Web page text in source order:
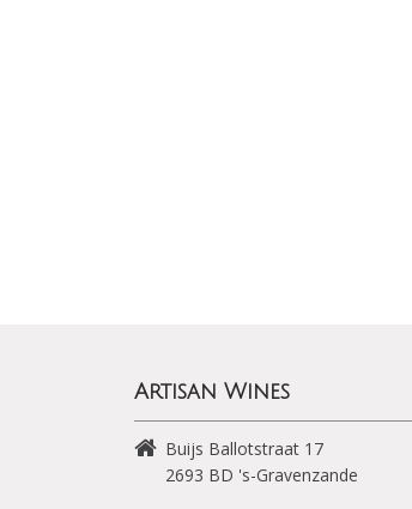
Artisan Wines
Buijs Ballotstraat 17
2693 BD 's-Gravenzande